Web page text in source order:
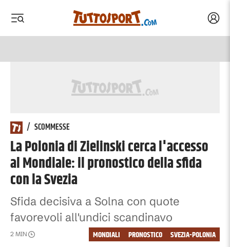
/ SCOMMESSE
La Polonia di Zielinski cerca l'accesso
al Mondiale: il pronostico della sfida
con la Svezia
Sfida decisiva a Solna con quote
favorevoli all'undici scandinavo
2 MIN SVEZIA-POLONIA
PRONOSTICO
MONDIALI